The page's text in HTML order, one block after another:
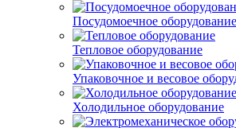
Посудомоечное оборудование
Тепловое оборудование
Упаковочное и весовое
Холодильное оборудование